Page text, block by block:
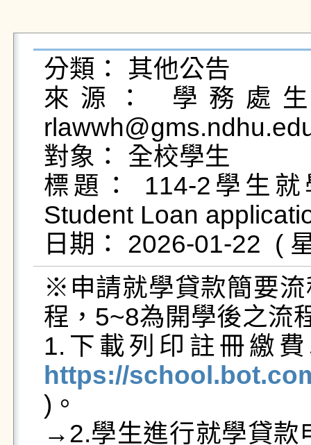
分類： 其他公告
來源： 學務處
對象： 全校學生
標題： 114-2學生
Student Loan
※申請就學貸款簡要
程，5~8為開學後之流
https://
)。
→2.學生進行就學貸款